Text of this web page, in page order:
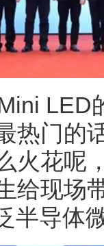
LED
热门的
火花呢
给现场
半导体